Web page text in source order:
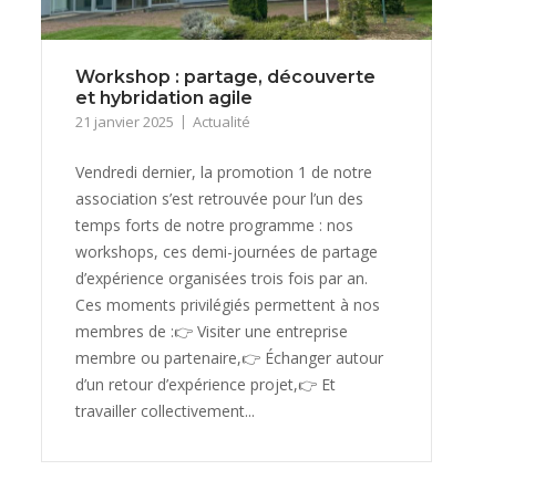
Workshop : partage, découverte
et hybridation agile
21 janvier 2025 Actualité
Vendredi dernier, la promotion 1 de notre
association s’est retrouvée pour l’un des
temps forts de notre programme : nos
workshops, ces demi-journées de partage
d’expérience organisées trois fois par an.
Ces moments privilégiés permettent à nos
membres de :👉 Visiter une entreprise
membre ou partenaire,👉 Échanger autour
d’un retour d’expérience projet,👉 Et
travailler collectivement...